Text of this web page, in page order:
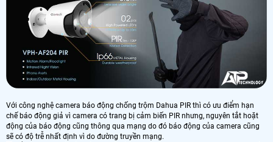
Với công nghệ camera báo động chống trộm Dahua PIR thì có ưu điểm hạn
chế báo động giả vì camera có trang bị cảm biến PIR nhưng, nguyên tắt hoặt
động của báo động cũng thông qua mạng do đó báo động của camera cũng
sẽ có độ trễ nhất định vì do đường truyền mạng.